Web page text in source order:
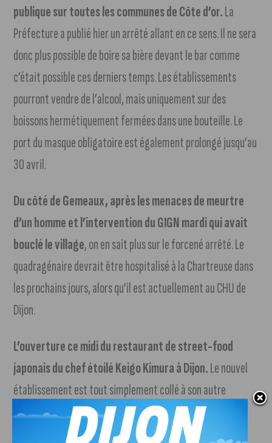
publique sur toutes les communes de Côte d’or.La
Préfecture a publié hier un arrêté allant en ce sens. Il ne sera
donc plus possible de boire sa bière devant le bar comme
c’était possible ces derniers temps. Les établissements
pourront vendre de l’alcool, mais uniquement sur des
boissons hermétiquement fermées dans une bouteille. Le
port du masque obligatoire est également prolongé jusqu’au
30 avril.
Du côté de Gemeaux, après les menaces de meurtre
d’un homme et l’intervention du GIGN mardi qui avait
bouclé le village, on en sait plus sur le forcené arrêté. Le
quadragénaire devrait être hospitalisé à la Chartreuse dans
les prochains jours, alors qu’il est actuellement au CHU de
Dijon.
L’ouverture ce midi du restaurant de street-food
japonais du chef étoilé Keigo Kimura à Dijon.Le nouvel
établissement est tout simplement collé à son autre
restaurant l’Aspérule. Ça s’appelle Torikara San et c’est
spécialisé dans le Karaagé, du poulet pané et frit.